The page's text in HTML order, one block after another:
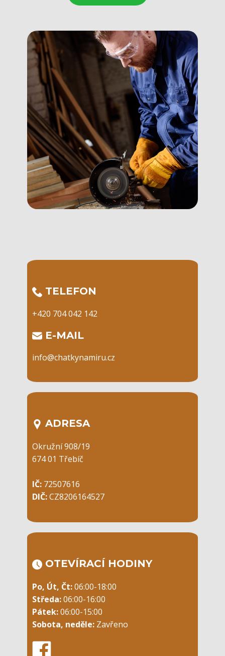
​TELEFON
+420 704 042 142
​E-MAIL
info@chatkynamiru.cz
ADRESA
Okružní 908/19
674 01 Třebíč
IČ: 72507616
DIČ:CZ8206164527
OTEVÍRACÍ ​HODINY
Po, Út, Čt:06:00-18:00
Středa:06:00-16:00
Pátek:06:00-15:00
Sobota, neděle: Zavřeno